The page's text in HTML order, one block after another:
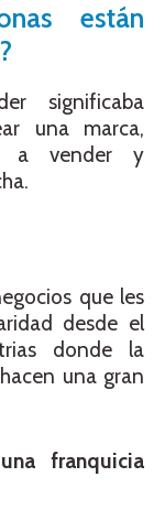
están
significaba
una marca,
a vender y
que les
desde el
donde la
una gran
una franquicia